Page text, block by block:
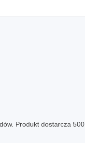
Produkt dostarcza 500